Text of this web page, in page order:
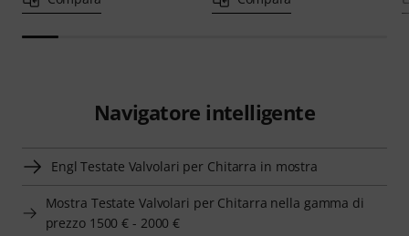
Navigatore intelligente
Engl Testate Valvolari per Chitarra in mostra
Mostra Testate Valvolari per Chitarra nella gamma di
prezzo 1500 € - 2000 €